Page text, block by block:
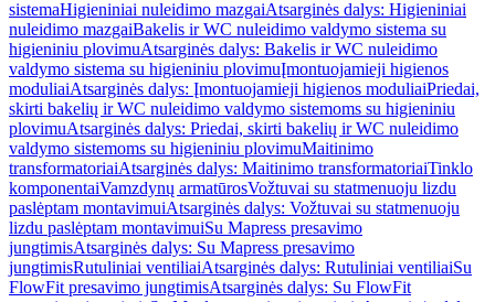
sistemaHigieniniai nuleidimo mazgaiAtsarginės dalys: Higieniniai
nuleidimo mazgaiBakelis ir WC nuleidimo valdymo sistema su
higieniniu plovimuAtsarginės dalys: Bakelis ir WC nuleidimo
valdymo sistema su higieniniu plovimuĮmontuojamieji higienos
moduliaiAtsarginės dalys: Įmontuojamieji higienos moduliaiPriedai,
skirti bakelių ir WC nuleidimo valdymo sistemoms su higieniniu
plovimuAtsarginės dalys: Priedai, skirti bakelių ir WC nuleidimo
valdymo sistemoms su higieniniu plovimuMaitinimo
transformatoriaiAtsarginės dalys: Maitinimo transformatoriaiTinklo
komponentaiVamzdynų armatūrosVožtuvai su statmenuoju lizdu
paslėptam montavimuiAtsarginės dalys: Vožtuvai su statmenuoju
lizdu paslėptam montavimuiSu Mapress presavimo
jungtimisAtsarginės dalys: Su Mapress presavimo
jungtimisRutuliniai ventiliaiAtsarginės dalys: Rutuliniai ventiliaiSu
FlowFit presavimo jungtimisAtsarginės dalys: Su FlowFit